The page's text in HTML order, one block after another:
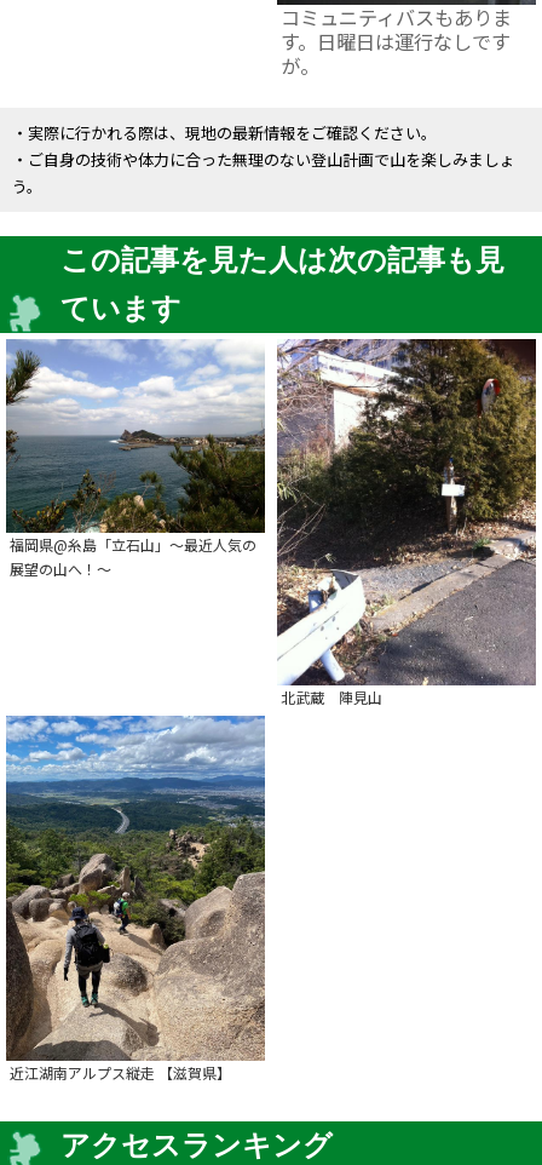
コミュニティバスもありま
す。日曜日は運行なしです
が。
・実際に行かれる際は、現地の最新情報をご確認ください。
・ご自身の技術や体力に合った無理のない登山計画で山を楽しみましょ
う。
この記事を見た人は次の記事も見
ています
福岡県@糸島「立石山」～最近人気の
展望の山へ！～
北武蔵 陣見山
近江湖南アルプス縦走 【滋賀県】
アクセスランキング